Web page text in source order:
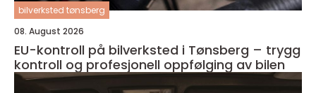
bilverksted tønsberg
08. August 2026
EU-kontroll på bilverksted i Tønsberg – trygg
kontroll og profesjonell oppfølging av bilen